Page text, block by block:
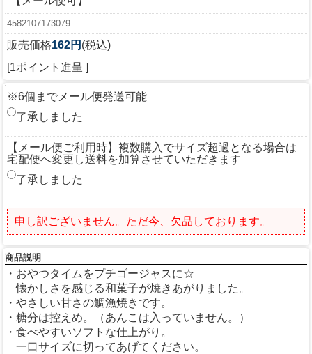
4582107173079
販売価格162円 (税込)
[1ポイント進呈 ]
※6個までメール便発送可能
了承しました
【メール便ご利用時】複数購入でサイズ超過となる場合は
宅配便へ変更し送料を加算させていただきます
了承しました
申し訳ございません。ただ今、欠品しております。
商品説明
・おやつタイムをプチゴージャスに☆
懐かしさを感じる和菓子が焼きあがりました。
・やさしい甘さの鯛漁焼きです。
・糖分は控えめ。（あんこは入っていません。）
・食べやすいソフトな仕上がり。
一口サイズに切ってあげてください。